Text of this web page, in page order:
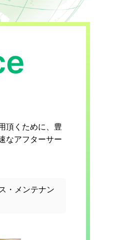
頂くために、豊
なアフターサー
・メンテナン